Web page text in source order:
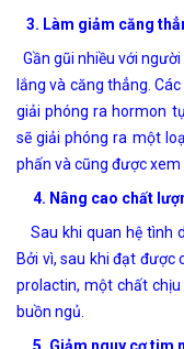
3. Làm giảm căng
Gần gũi nhiều với
lắng và căng thẳng.
giải phóng ra hormon
sẽ giải phóng ra một
phấn và cũng được
4. Nâng cao chất
Sau khi quan hệ tình
Bởi vì, sau khi đạt được
prolactin, một chất
buồn ngủ.